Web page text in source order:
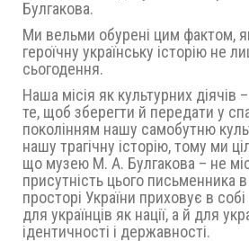
Булгакова.
Ми вельми обурені цим фактом,
героїчну українську історію не
сьогодення.
Наша місія як культурних діячів
те, щоб зберегти й передати у
поколінням нашу самобутню
нашу трагічну історію, тому ми
що музею М. А. Булгакова – не
присутність цього письменника
просторі України приховує в
для українців як нації, а й для
ідентичності і державності.